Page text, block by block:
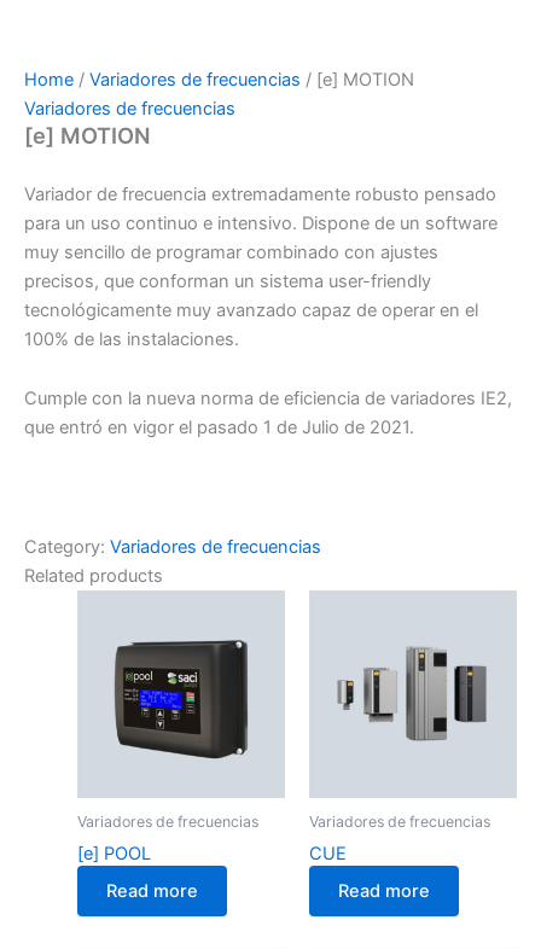
Home / Variadores de frecuencias / [e] MOTION
Variadores de frecuencias
[e] MOTION
Variador de frecuencia extremadamente robusto pensado
para un uso continuo e intensivo. Dispone de un software
muy sencillo de programar combinado con ajustes
precisos, que conforman un sistema user-friendly
tecnológicamente muy avanzado capaz de operar en el
100% de las instalaciones.
Cumple con la nueva norma de eficiencia de variadores IE2,
que entró en vigor el pasado 1 de Julio de 2021.
Category: Variadores de frecuencias
Related products
Variadores de frecuencias
[e] POOL
Read more
Variadores de frecuencias
CUE
Read more